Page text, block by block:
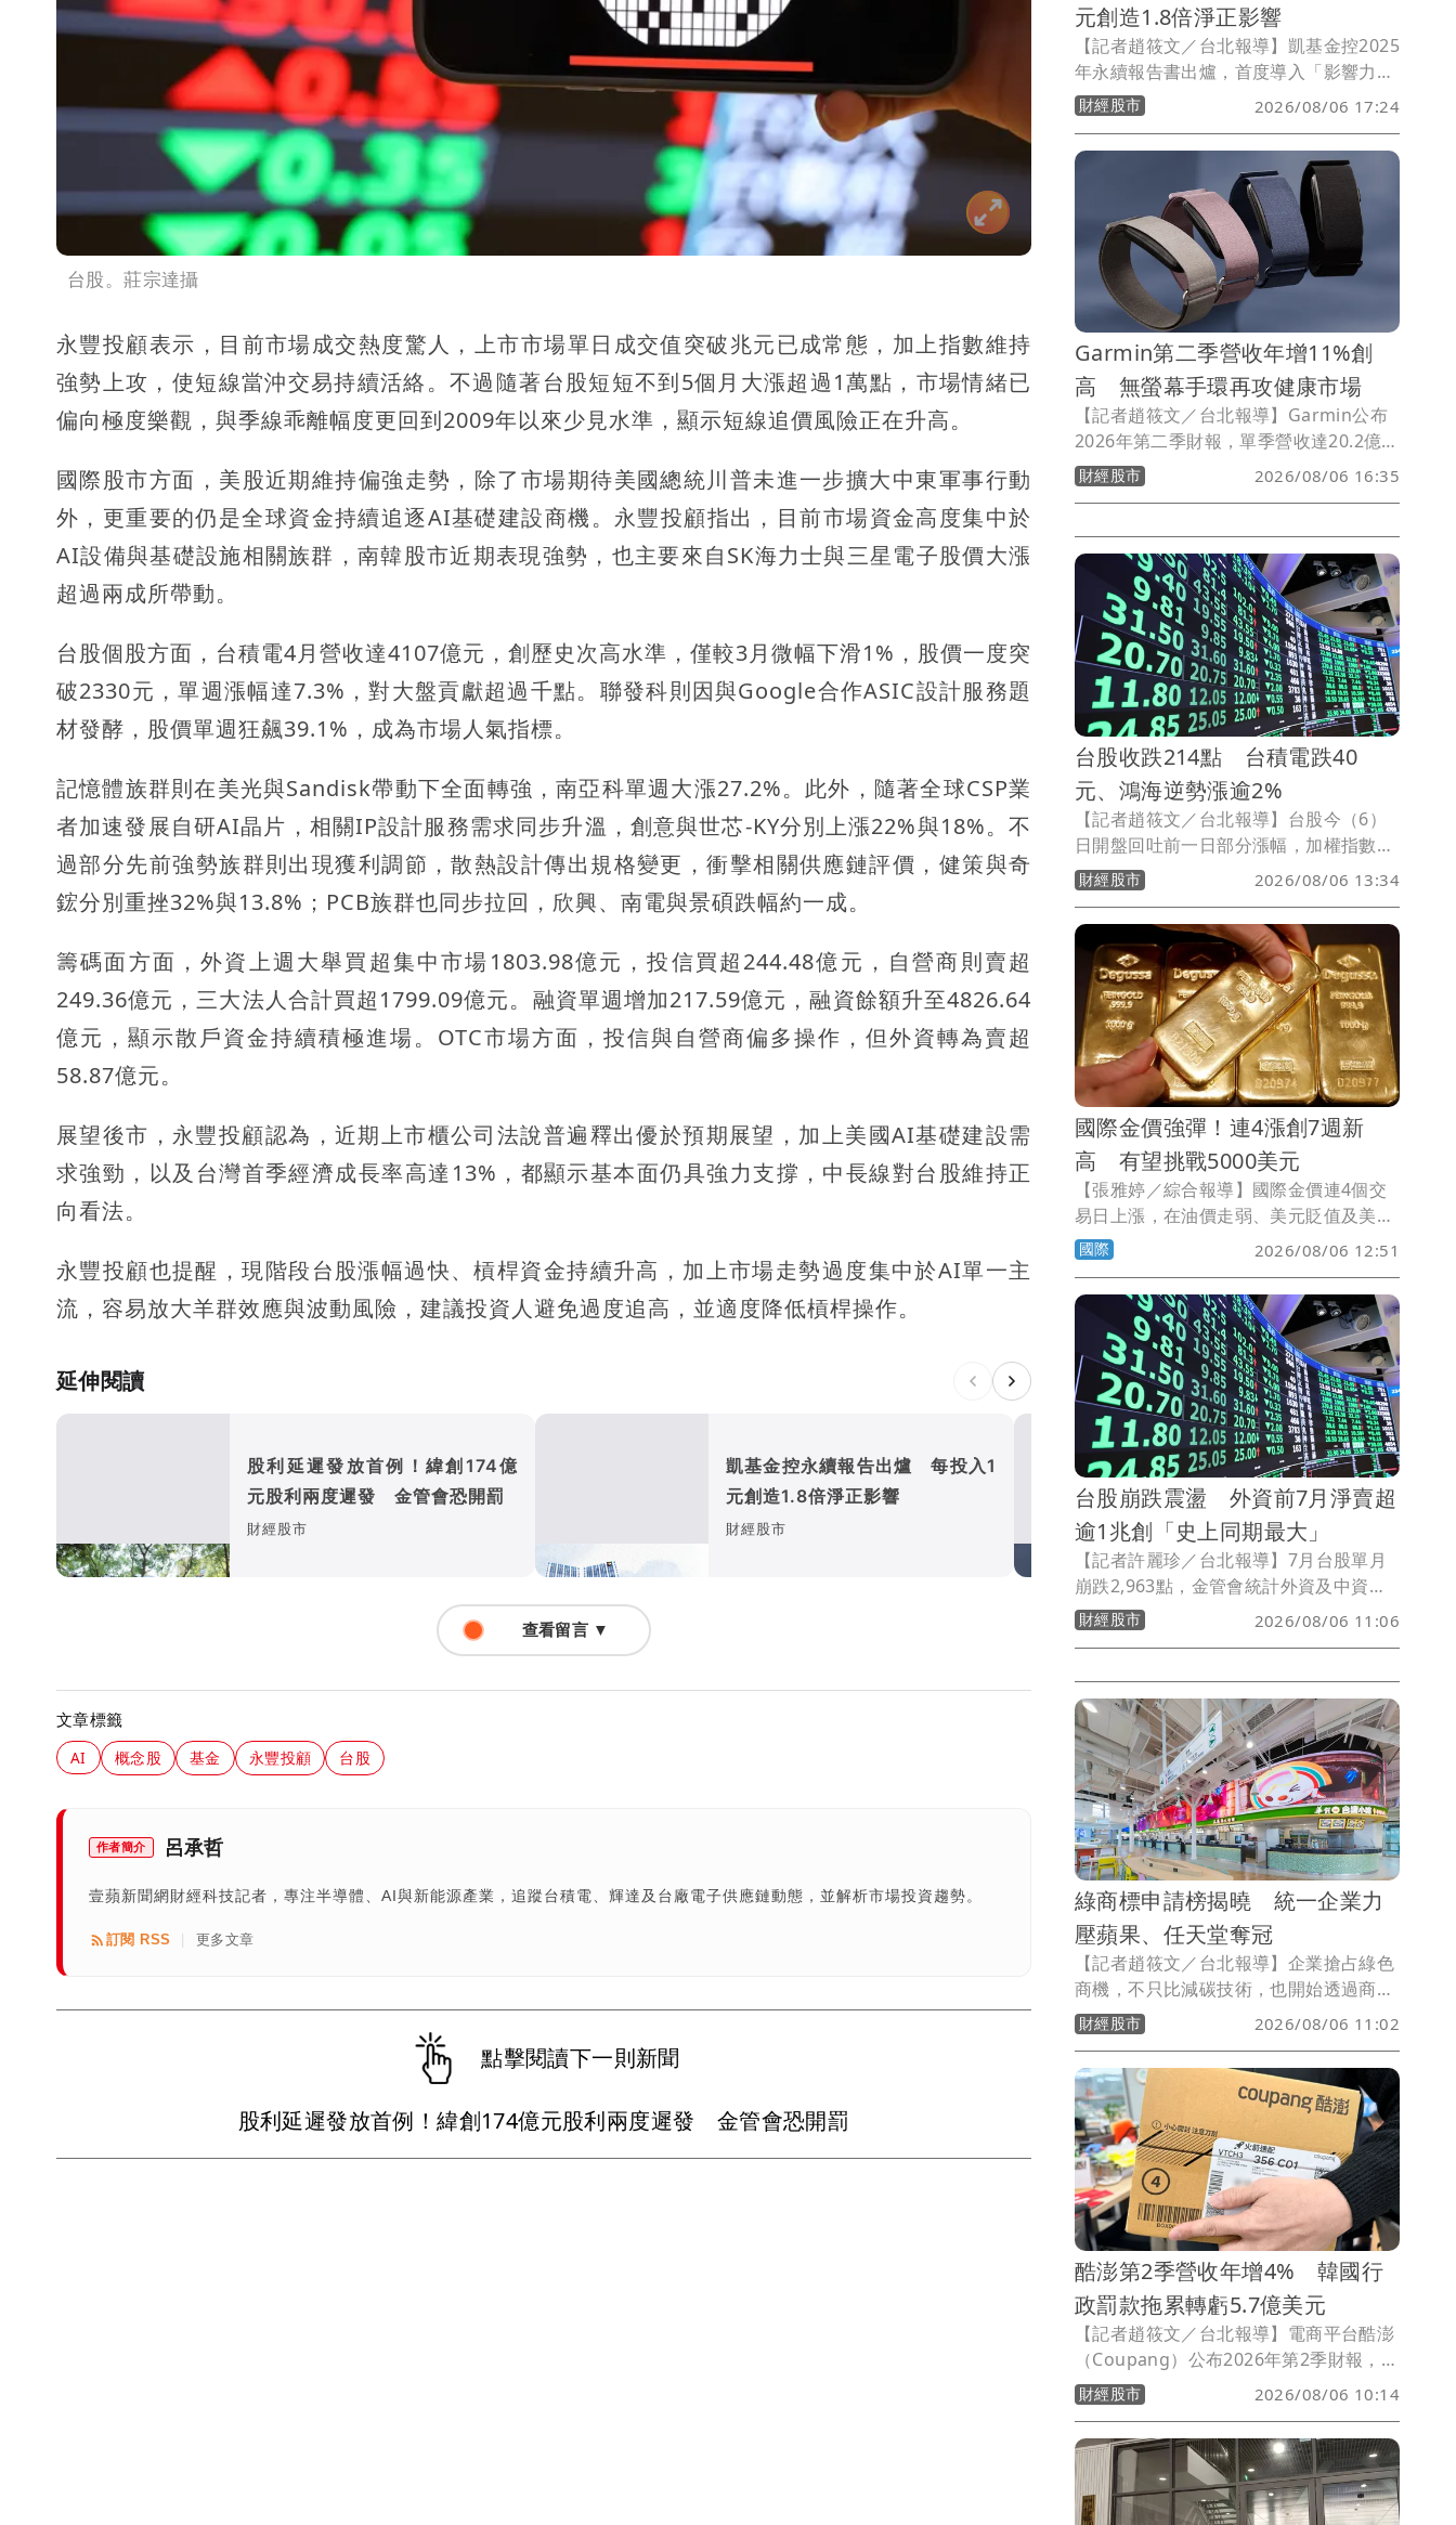
台股。莊宗達攝
永豐投顧表示，目前市場成交熱度驚人，上市市場單日成交值突破兆元已成常態，加上指數維持
強勢上攻，使短線當沖交易持續活絡。不過隨著台股短短不到5個月大漲超過1萬點，市場情緒已
偏向極度樂觀，與季線乖離幅度更回到2009年以來少見水準，顯示短線追價風險正在升高。
國際股市方面，美股近期維持偏強走勢，除了市場期待美國總統川普未進一步擴大中東軍事行動
外，更重要的仍是全球資金持續追逐AI基礎建設商機。永豐投顧指出，目前市場資金高度集中於
AI設備與基礎設施相關族群，南韓股市近期表現強勢，也主要來自SK海力士與三星電子股價大漲
超過兩成所帶動。
台股個股方面，台積電4月營收達4107億元，創歷史次高水準，僅較3月微幅下滑1%，股價一度突
破2330元，單週漲幅達7.3%，對大盤貢獻超過千點。聯發科則因與Google合作ASIC設計服務題
材發酵，股價單週狂飆39.1%，成為市場人氣指標。
記憶體族群則在美光與Sandisk帶動下全面轉強，南亞科單週大漲27.2%。此外，隨著全球CSP業
者加速發展自研AI晶片，相關IP設計服務需求同步升溫，創意與世芯-KY分別上漲22%與18%。不
過部分先前強勢族群則出現獲利調節，散熱設計傳出規格變更，衝擊相關供應鏈評價，健策與奇
鋐分別重挫32%與13.8%；PCB族群也同步拉回，欣興、南電與景碩跌幅約一成。
籌碼面方面，外資上週大舉買超集中市場1803.98億元，投信買超244.48億元，自營商則賣超
249.36億元，三大法人合計買超1799.09億元。融資單週增加217.59億元，融資餘額升至4826.64
億元，顯示散戶資金持續積極進場。OTC市場方面，投信與自營商偏多操作，但外資轉為賣超
58.87億元。
展望後市，永豐投顧認為，近期上市櫃公司法說普遍釋出優於預期展望，加上美國AI基礎建設需
求強勁，以及台灣首季經濟成長率高達13%，都顯示基本面仍具強力支撐，中長線對台股維持正
向看法。
永豐投顧也提醒，現階段台股漲幅過快、槓桿資金持續升高，加上市場走勢過度集中於AI單一主
流，容易放大羊群效應與波動風險，建議投資人避免過度追高，並適度降低槓桿操作。
延伸閱讀
股利延遲發放首例！緯創174億
元股利兩度遲發 金管會恐開罰
財經股市
凱基金控永續報告出爐 每投入1
元創造1.8倍淨正影響
財經股市
Garmin第二季營收年增
高 無螢幕手環再攻健康市場
財經股市
查看留言 ▼
文章標籤
AI 概念股 基金 永豐投顧 台股
作者簡介 呂承哲
壹蘋新聞網財經科技記者，專注半導體、AI與新能源產業，追蹤台積電、輝達及台廠電子供應鏈動態，並解析市場投資趨勢。
訂閱 RSS 更多文章
點擊閱讀下一則新聞
股利延遲發放首例！緯創174億元股利兩度遲發 金管會恐開罰
元創造1.8倍淨正影響
【記者趙筱文／台北報導】凱基金控2025
年永續報告書出爐，首度導入「影響力評
價（IMV）」管理機制，將金融業較抽象
的永續影響轉換成具體數字。凱基金控指
出，約2.1兆元投融資經量化後，估計創
造約3.75兆元淨正影響，相當於每投入1
元，可為社會及環境創造約1.8倍淨正影
響。
財經股市 2026/08/06 17:24
Garmin第二季營收年增11%創
高 無螢幕手環再攻健康市場
【記者趙筱文／台北報導】Garmin公布
2026年第二季財報，單季營收達20.2億美
元，年增11%，創下歷史新高；隨著營運
效益改善，毛利率升至62.4%、營業利益
億美元，年增30%。在上半年表現優於預
期下，Garmin同步上調全年營收財測至
80.5億美元。
財經股市 2026/08/06 16:35
台股收跌214點 台積電跌40
元、鴻海逆勢漲逾2%
【記者趙筱文／台北報導】台股今（6）
日開盤回吐前一日部分漲幅，加權指數以
44,487.94點開出，下跌123.66點，隨後
跌勢擴大，一度下探44,316.13點，跌
295.47點，市場消化前一交易日大漲逾
1,250點的獲利賣壓。
財經股市 2026/08/06 13:34
國際金價強彈！連4漲創7週新
高 有望挑戰5000美元
【張雅婷／綜合報導】國際金價連4個交
易日上漲，在油價走弱、美元貶值及美國
公債殖利率下滑等因素推升下，現貨金價
一度攀上7週高點。市場分析師指出，金
價下一步有望挑戰每盎司5000美元。
國際 2026/08/06 12:51
台股崩跌震盪 外資前7月淨賣超
逾1兆創「史上同期最大」
【記者許麗珍／台北報導】7月台股單月
崩跌2,963點，金管會統計外資及中資今
年前7月累計賣超達1兆4884.95億元，創
下「史上同期」最高賣超金額；另拉長時
雖大舉淨匯出減碼，今年前7月外資「淨
匯入」累計仍達738.55億美元，寫下史上
同期第一大淨匯入，顯示外資仍看好台股
後市。
財經股市 2026/08/06 11:06
綠商標申請榜揭曉 統一企業力
壓蘋果、任天堂奪冠
【記者趙筱文／台北報導】企業搶占綠色
商機，不只比減碳技術，也開始透過商標
提前卡位。經濟部智慧財產局最新發布
「我國綠商標十年全解析」報告，統計
2016年至2025年資料發現，台灣近十年
累計出現12萬6,772件綠商標申請，占整
體商標申請量14.10%，相當於每7件新申
請商標中，就有約1件與綠色商品或服務
有關，顯示永續已從企業形象口號，逐步
轉為實際產品與品牌布局。
財經股市 2026/08/06 11:02
酷澎第2季營收年增4% 韓國行
政罰款拖累轉虧5.7億美元
【記者趙筱文／台北報導】電商平台酷澎
（Coupang）公布2026年第2季財報，單
季淨營收達88.56億美元，較去年同期的
85.24億美元成長4%；若排除匯率波動影
響，以固定匯率計算則年增10%。不過，
受到韓國特定行政罰款及本業獲利下滑影
響，酷澎本季由盈轉虧，歸屬股東淨損達
5.7億美元，去年同期則為淨利3200萬美
財經股市 2026/08/06 10:14